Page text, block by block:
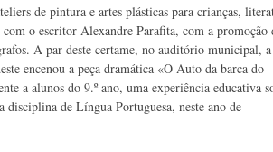
de pintura e artes plásticas para crianças,
o escritor Alexandre Parafita, com a promoção
A par deste certame, no auditório municipal, a
encenou a peça dramática «O Auto da barca do
a alunos do 9.º ano, uma experiência educativa
de Língua Portuguesa, neste ano de